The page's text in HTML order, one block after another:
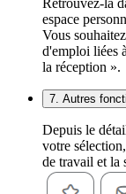
Retrouvez-la
espace
Vous
d'emploi liées
la réception ».
7. Autres
Depuis le
votre
de travail et la